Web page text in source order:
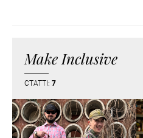
Make Inclusive
СТАТТІ: 7